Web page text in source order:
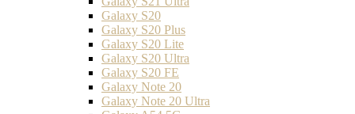
Galaxy S20
Galaxy S20 Plus
Galaxy S20 Lite
Galaxy S20 Ultra
Galaxy S20 FE
Galaxy Note 20
Galaxy Note 20 Ultra